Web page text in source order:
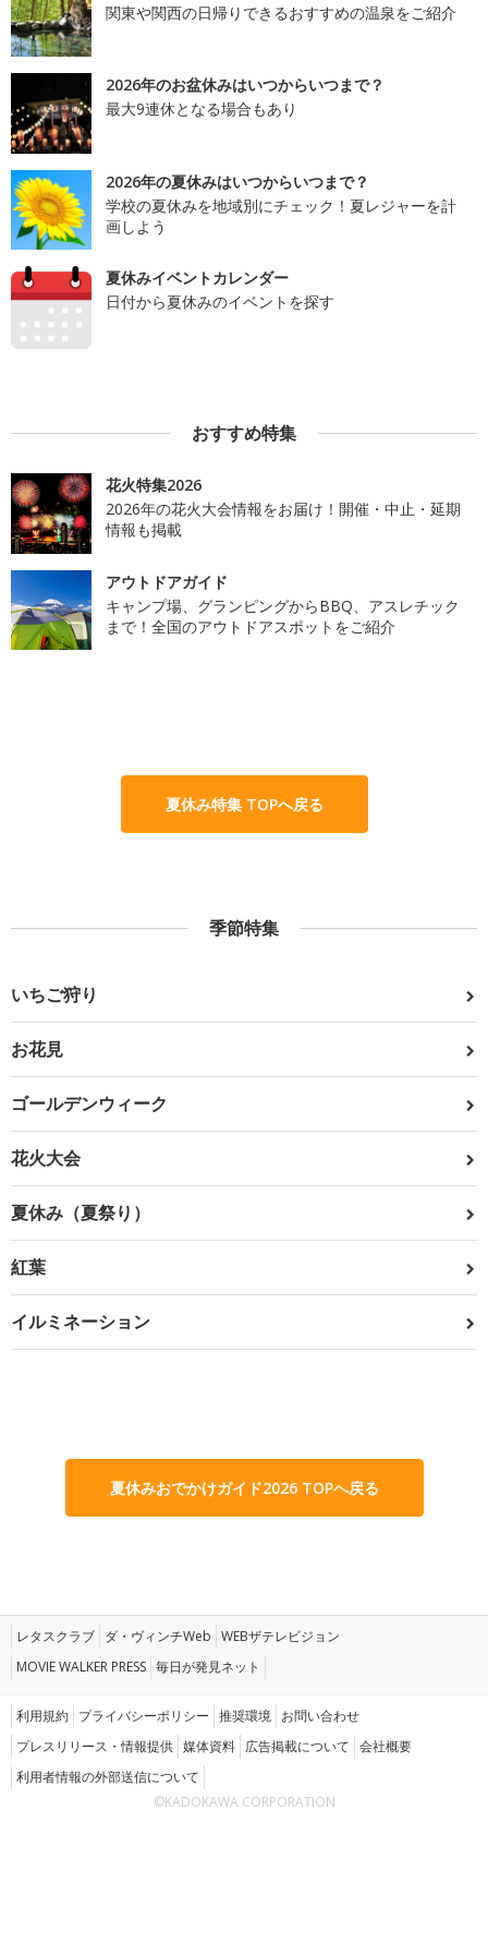
関東や関西の日帰りできるおすすめの温泉をご紹介
2026年のお盆休みはいつからいつまで？
最大9連休となる場合もあり
2026年の夏休みはいつからいつまで？
学校の夏休みを地域別にチェック！夏レジャーを計
画しよう
夏休みイベントカレンダー
日付から夏休みのイベントを探す
おすすめ特集
花火特集2026
2026年の花火大会情報をお届け！開催・中止・延期
情報も掲載
アウトドアガイド
キャンプ場、グランピングからBBQ、アスレチック
まで！全国のアウトドアスポットをご紹介
夏休み特集 TOPへ戻る
季節特集
いちご狩り
お花見
ゴールデンウィーク
花火大会
夏休み（夏祭り）
紅葉
イルミネーション
夏休みおでかけガイド2026 TOPへ戻る
レタスクラブ ダ・ヴィンチWeb WEBザテレビジョン
MOVIE WALKER PRESS 毎日が発見ネット
利用規約 プライバシーポリシー 推奨環境 お問い合わせ
プレスリリース・情報提供 媒体資料 広告掲載について 会社概要
利用者情報の外部送信について
©KADOKAWA CORPORATION